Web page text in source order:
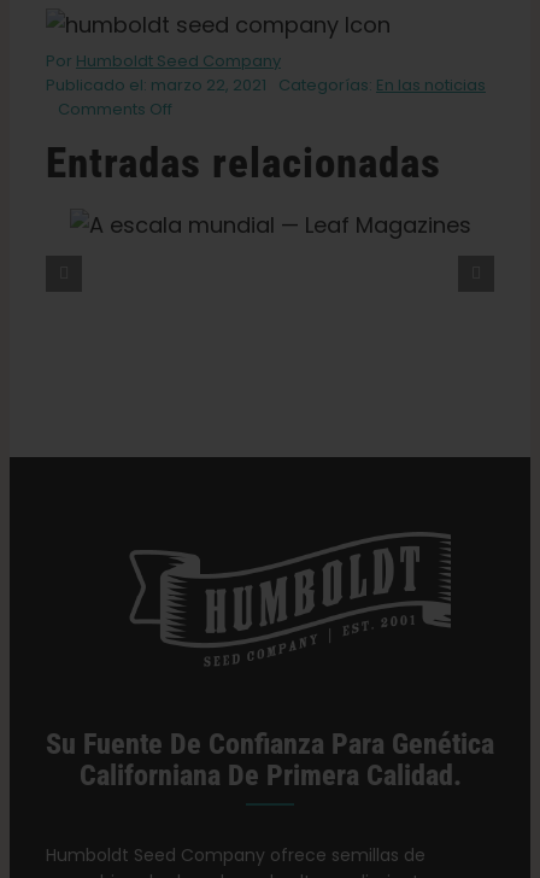
Por Humboldt Seed Company
Publicado el: marzo 22, 2021
Categorías: En las noticias
Comments Offon
de
oro
las
Entradas relacionadas
Su Fuente De Confianza Para Genética
Californiana De Primera Calidad.
Humboldt Seed Company ofrece semillas de